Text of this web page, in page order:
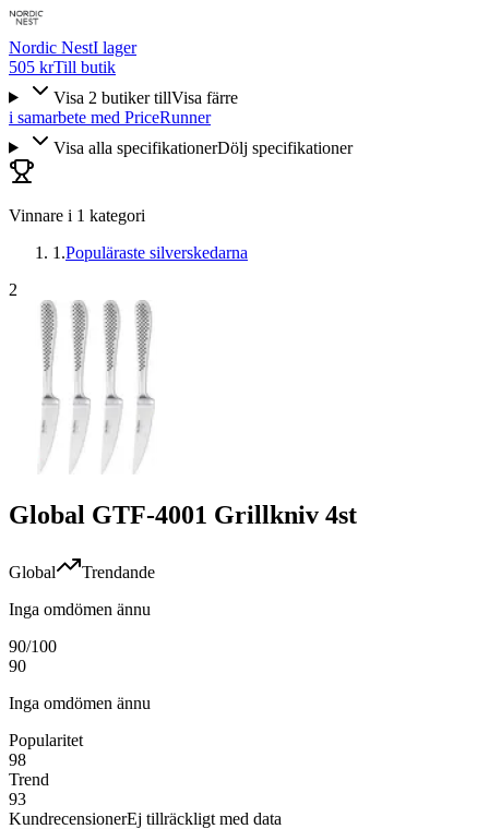
Nordic NestI lager
505 krTill butik
Visa 2 butiker tillVisa färre
i samarbete med PriceRunner
Visa alla specifikationerDölj specifikationer
Vinnare i 1 kategori
1 .Populäraste silverskedarna
2
Global GTF-4001 Grillkniv 4st
Global
Trendande
Inga omdömen ännu
90/100
90
Inga omdömen ännu
Popularitet
98
Trend
93
KundrecensionerEj tillräckligt med data